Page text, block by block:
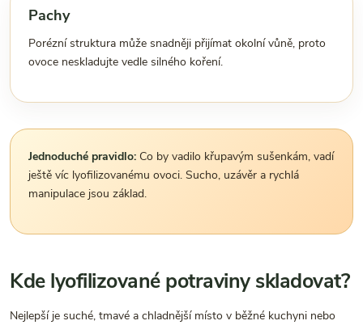
Pachy
Porézní struktura může snadněji přijímat okolní vůně, proto
ovoce neskladujte vedle silného koření.
Jednoduché pravidlo: Co by vadilo křupavým sušenkám, vadí
ještě víc lyofilizovanému ovoci. Sucho, uzávěr a rychlá
manipulace jsou základ.
Kde lyofilizované potraviny skladovat?
Nejlepší je suché, tmavé a chladnější místo v běžné kuchyni nebo